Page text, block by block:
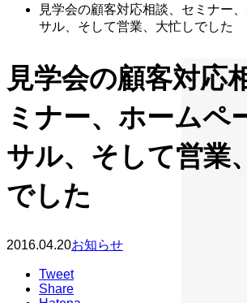
見学会の顧客対応相談、セミナー
サル、そして営業、大忙しでした
見学会の顧客対応
ミナー、ホームペ
サル、そして営業
でした
2016.04.20お知らせ
Tweet
Share